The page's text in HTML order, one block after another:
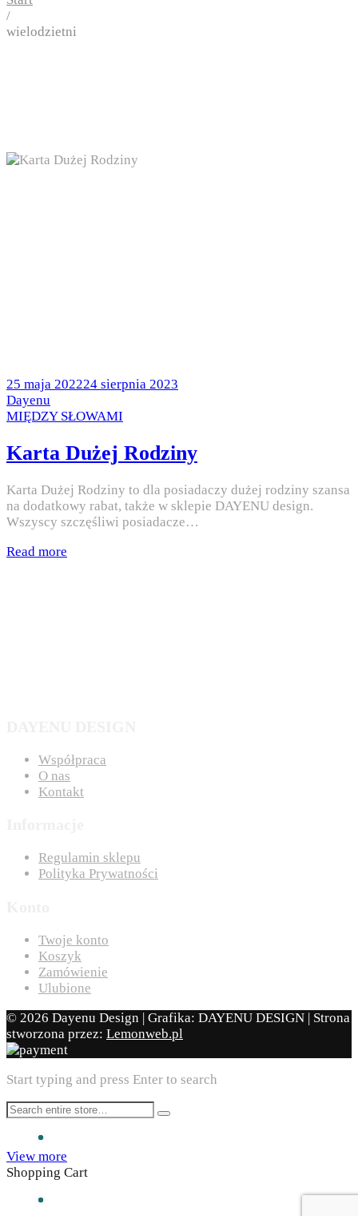
/
wielodzietni
Posted
on
25 maja 202224 sierpnia 2023
by
Dayenu
Posted
MIĘDZY SŁOWAMI
Karta Dużej Rodziny
Karta Dużej Rodziny to dla posiadaczy dużej rodziny szansa
na dodatkowy rabat, także w sklepie DAYENU design.
Wszyscy szczęśliwi posiadacze…
Read more
Współpraca
O nas
Kontakt
Regulamin sklepu
Polityka Prywatności
Twoje konto
Koszyk
Zamówienie
Ulubione
© 2026 Dayenu Design | Grafika: DAYENU DESIGN | Strona
stworzona przez: Lemonweb.pl
Start typing and press Enter to search
View more
Shopping Cart